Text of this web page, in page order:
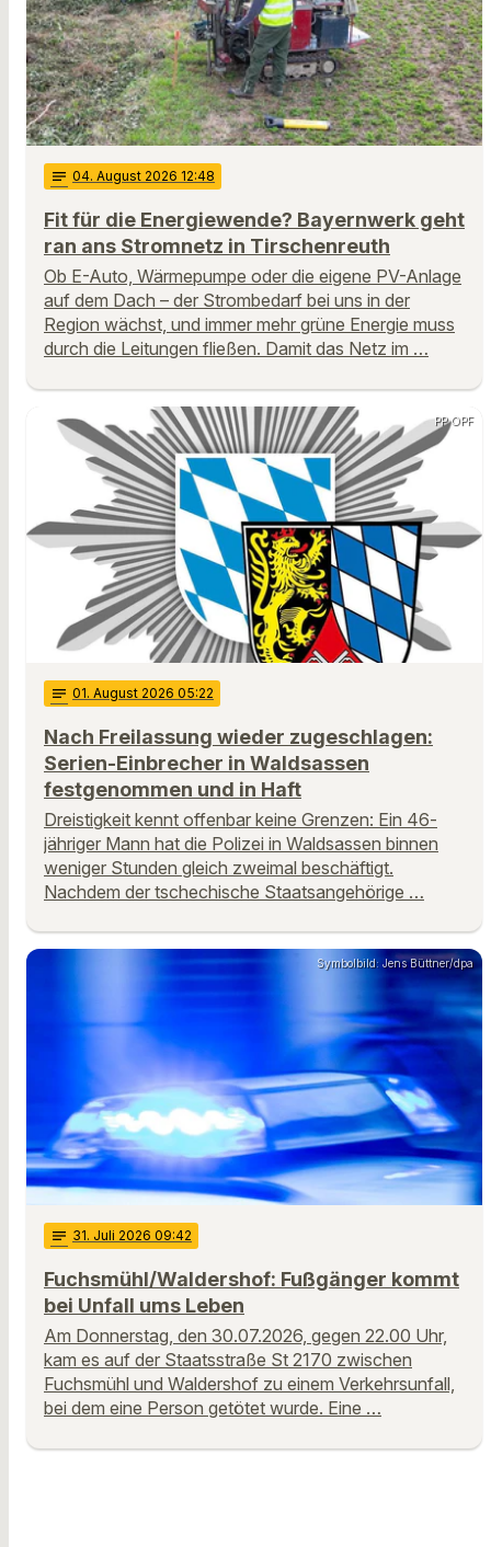
notes 04. August 2026 12:48
Fit für die Energiewende? Bayernwerk geht
ran ans Stromnetz in Tirschenreuth
Ob E-Auto, Wärmepumpe oder die eigene PV-Anlage
auf dem Dach – der Strombedarf bei uns in der
Region wächst, und immer mehr grüne Energie muss
durch die Leitungen fließen. Damit das Netz im …
PP OPF
notes 01. August 2026 05:22
Nach Freilassung wieder zugeschlagen:
Serien-Einbrecher in Waldsassen
festgenommen und in Haft
Dreistigkeit kennt offenbar keine Grenzen: Ein 46-
jähriger Mann hat die Polizei in Waldsassen binnen
weniger Stunden gleich zweimal beschäftigt.
Nachdem der tschechische Staatsangehörige …
Symbolbild: Jens Büttner/dpa
notes 31. Juli 2026 09:42
Fuchsmühl/Waldershof: Fußgänger kommt
bei Unfall ums Leben
Am Donnerstag, den 30.07.2026, gegen 22.00 Uhr,
kam es auf der Staatsstraße St 2170 zwischen
Fuchsmühl und Waldershof zu einem Verkehrsunfall,
bei dem eine Person getötet wurde. Eine …